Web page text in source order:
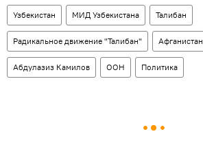
Узбекистан МИД Узбекистана Талибан
Радикальное движение "Талибан" Афганистан
Абдулазиз Камилов ООН Политика